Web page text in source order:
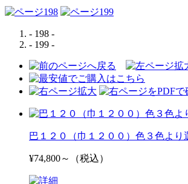
- 198 -
- 199 -
巴１２０（巾１２００）色３色
¥74,800～（税込）